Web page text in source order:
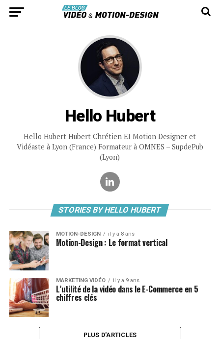
Hello Hubert
Hello Hubert Hubert Chrétien EI Motion Designer et
Vidéaste à Lyon (France) Formateur à OMNES – SupdePub
(Lyon)
STORIES BY HELLO HUBERT
MOTION-DESIGN il y a 8 ans
Motion-Design : Le format vertical
MARKETING VIDÉO il y a 9 ans
L’utilité de la vidéo dans le E-Commerce en 5
chiffres clés
PLUS D'ARTICLES